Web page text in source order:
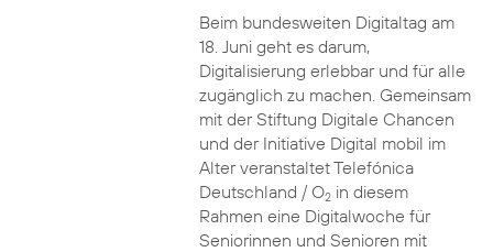
Beim bundesweiten Digitaltag am
18. Juni geht es darum,
Digitalisierung erlebbar und für alle
zugänglich zu machen. Gemeinsam
mit der Stiftung Digitale Chancen
und der Initiative Digital mobil im
Alter veranstaltet Telefónica
Deutschland / O2in diesem
Rahmen eine Digitalwoche für
Seniorinnen und Senioren mit